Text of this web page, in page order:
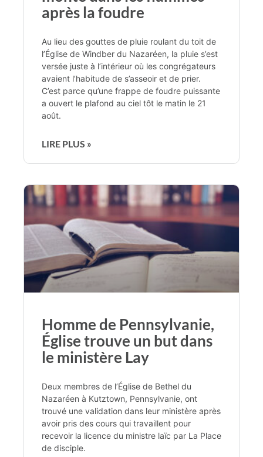
après la foudre
Au lieu des gouttes de pluie roulant du toit de
l’Église de Windber du Nazaréen, la pluie s’est
versée juste à l’intérieur où les congrégateurs
avaient l’habitude de s’asseoir et de prier.
C’est parce qu’une frappe de foudre puissante
a ouvert le plafond au ciel tôt le matin le 21
août.
LIRE PLUS »
Homme de Pennsylvanie,
Église trouve un but dans
le ministère Lay
Deux membres de l’Église de Bethel du
Nazaréen à Kutztown, Pennsylvanie, ont
trouvé une validation dans leur ministère après
avoir pris des cours qui travaillent pour
recevoir la licence du ministre laïc par La Place
de disciple.